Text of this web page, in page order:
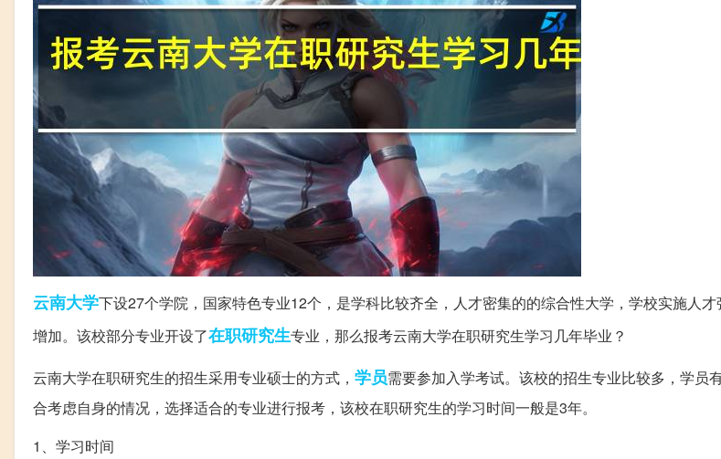
云南大学下设27个学院，国家特色专业12个，是学科比较齐全，人才密集的的综合性大学，学校实施人
增加。该校部分专业开设了在职研究生专业，那么报考云南大学在职研究生学习几年毕业？
云南大学在职研究生的招生采用专业硕士的方式， 学员需要参加入学考试。该校的招生专业比较多，学员
合考虑自身的情况，选择适合的专业进行报考，该校在职研究生的学习时间一般是3年。
1、学习时间